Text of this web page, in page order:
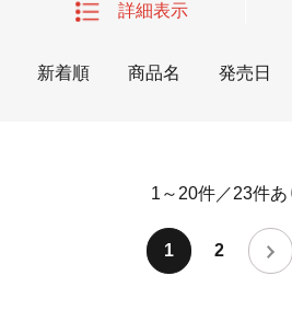
詳細表示
新着順 商品名 発売日
1～20件／23件あ
1 2